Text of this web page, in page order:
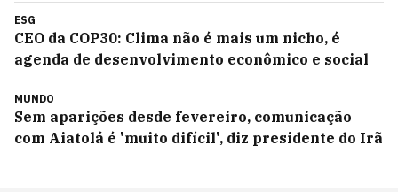
ESG
CEO da COP30: Clima não é mais um nicho, é
agenda de desenvolvimento econômico e social
MUNDO
Sem aparições desde fevereiro, comunicação
com Aiatolá é 'muito difícil', diz presidente do Irã